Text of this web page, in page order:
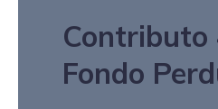
Contributo
Fondo